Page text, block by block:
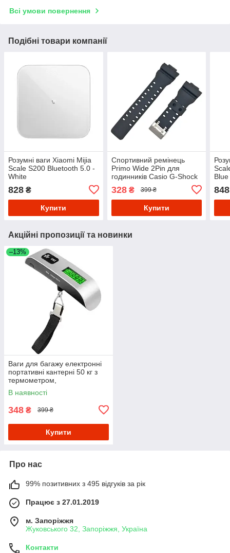
Всі умови повернення
Подібні товари компанії
Розумні ваги Xiaomi Mijia
Scale S200 Bluetooth 5.0 -
White
828 ₴
Купити
Спортивний ремінець
Primo Wide 2Pin для
годинників Casio G-Shock
(GA-100 / GA-200 / G-8900
/ GD-120)
328₴ 399 ₴
Купити
Blue
848
Акційні пропозиції та новинки
–13%
Ваги для багажу електронні
портативні кантерні 50 кг з
термометром,
підсвічуванням та функцією
тари
В наявності
348 ₴ 399 ₴
Купити
Про нас
99% позитивних з 495 відгуків за рік
Працює з 27.01.2019
м. Запоріжжя
Жуковського 32, Запоріжжя, Україна
Контакти